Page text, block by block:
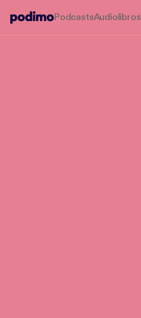
PodcastsAudiolibros